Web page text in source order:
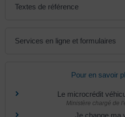
Textes de référence
Services en ligne et formulaires
Pour en savoir
Le microcrédit
Ministère chargé de
Je change ma